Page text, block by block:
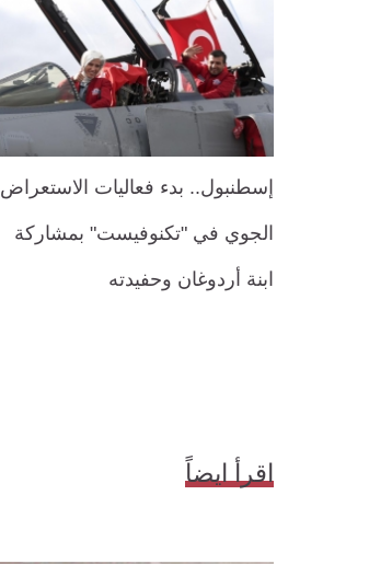
إسطنبول.. بدء فعاليات الاستعراض
الجوي في "تكنوفيست" بمشاركة
ابنة أردوغان وحفيدته
اقرأ ايضاً